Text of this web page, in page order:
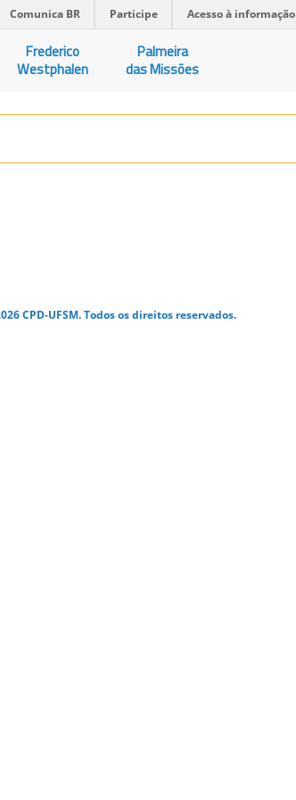
Comunica BR Participe Acesso à informação
Frederico
Westphalen
Palmeira
das Missões
CPD-UFSM. Todos os direitos reservados.